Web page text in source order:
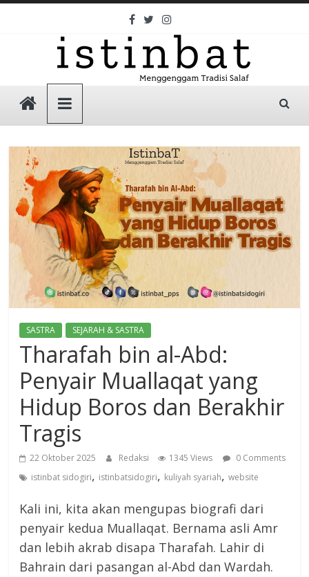
Skip
Istinbat
Menggenggam
Tradisi
Salaf
SASTRA SEJARAH & SASTRA
Tharafah bin al-Abd:
Penyair Muallaqat yang
Hidup Boros dan Berakhir
Tragis
22 Oktober 2025 Redaksi 1345 Views
0 Comments
istinbat sidogiri, istinbatsidogiri, kuliyah syariah,website
Kali ini, kita akan mengupas biografi dari
penyair kedua Muallaqat. Bernama asli Amr
dan lebih akrab disapa Tharafah. Lahir di
Bahrain dari pasangan al-Abd dan Wardah.